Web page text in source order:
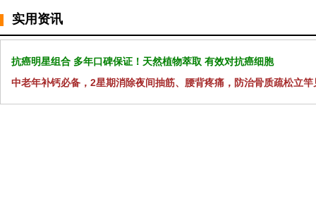
实用资讯
抗癌明星组合 多年口碑保证！天然植物萃取 有效对抗癌细胞
中老年补钙必备，2星期消除夜间抽筋、腰背疼痛，防治骨质疏松立竿